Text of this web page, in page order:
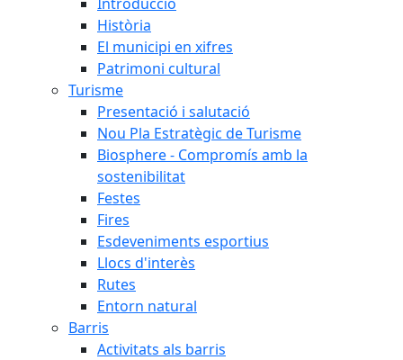
Història
El municipi en xifres
Patrimoni cultural
Turisme
Presentació i salutació
Nou Pla Estratègic de Turisme
Biosphere - Compromís amb la
sostenibilitat
Festes
Fires
Esdeveniments esportius
Llocs d'interès
Rutes
Entorn natural
Barris
Activitats als barris